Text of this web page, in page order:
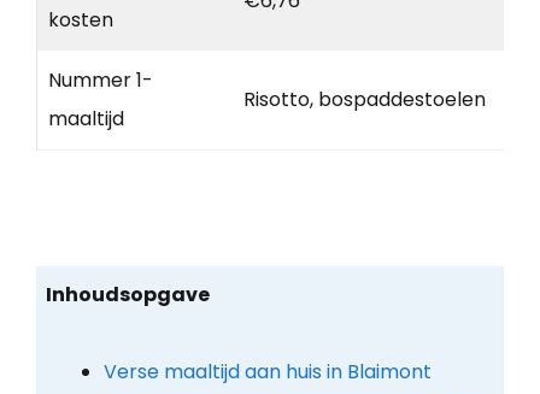
kosten
Nummer 1-
maaltijd
Risotto, bospaddestoelen
Inhoudsopgave
Verse maaltijd aan huis in Blaimont